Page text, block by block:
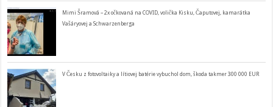
Mimi Šramová – 2x očkovaná na COVID, volička Kisku, Čaputovej, kamarátka
Vašáryovej a Schwarzenberga
V Česku z fotovoltaiky a lítiovej batérie vybuchol dom, škoda takmer 300 000 EUR